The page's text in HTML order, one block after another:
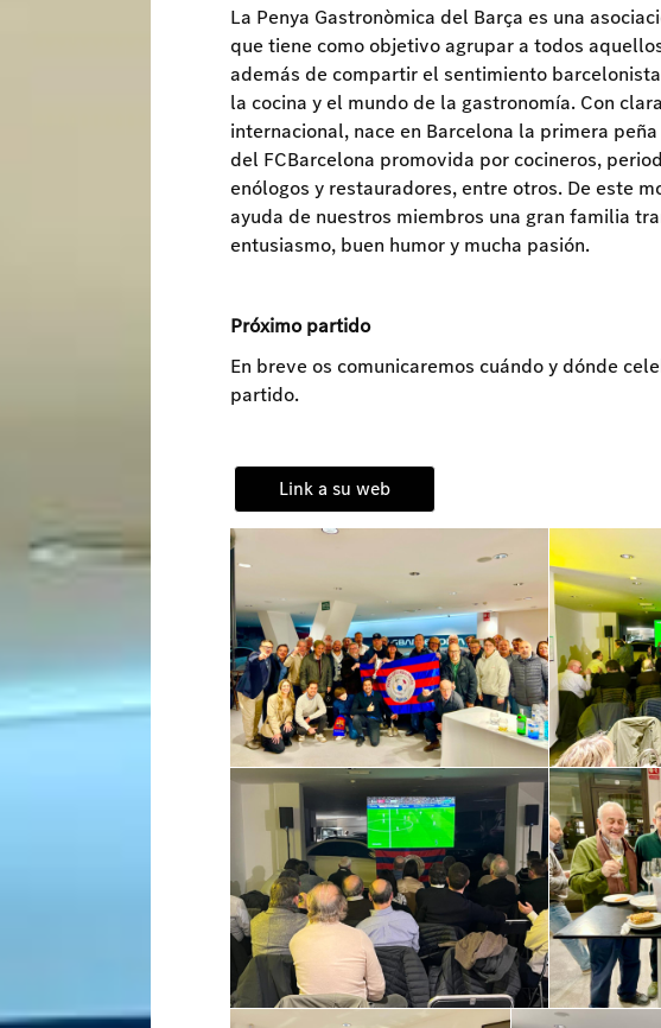
La Penya Gastronòmica del Barça es una
que tiene como objetivo agrupar a todos
además de compartir el sentimiento
la cocina y el mundo de la gastronomía. Con
internacional, nace en Barcelona la primera
del FCBarcelona promovida por cocineros,
enólogos y restauradores, entre otros. De este
ayuda de nuestros miembros una gran familia
entusiasmo, buen humor y mucha pasión.
Próximo partido
En breve os comunicaremos cuándo y dónde
partido.
Link a su web